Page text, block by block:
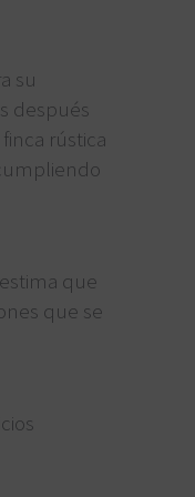
su
después
rústica
que
que se